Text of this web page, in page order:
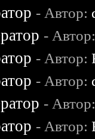
- Автор:
-
- Автор:
- Автор:
-
- Автор: